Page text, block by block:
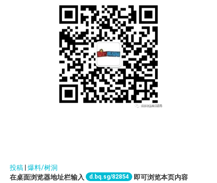
投稿 爆料/树洞
在桌面浏览器地址栏输入
d.bq.sg/82854 即可浏览本页内容